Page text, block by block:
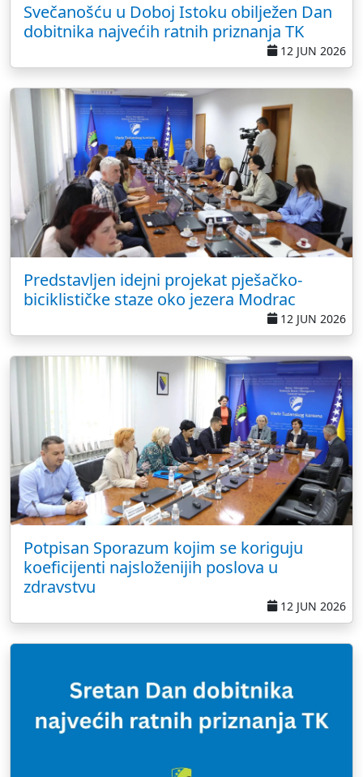
Svečanošću u Doboj Istoku obilježen Dan
dobitnika najvećih ratnih priznanja TK
12 JUN 2026
Predstavljen idejni projekat pješačko-
biciklističke staze oko jezera Modrac
12 JUN 2026
Potpisan Sporazum kojim se koriguju
koeficijenti najsloženijih poslova u
zdravstvu
12 JUN 2026